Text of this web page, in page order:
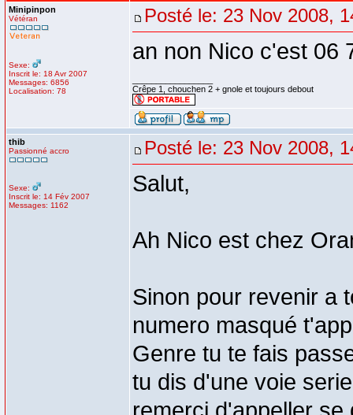
Minipinpon
Vétéran
Sexe:
Inscrit le: 18 Avr 2007
Messages: 6856
Localisation: 78
Posté le: 23 Nov 2008,
an non Nico c'est 06
Crêpe 1, chouchen 2 + gnole et toujours debout
thib
Passionné accro
Sexe:
Inscrit le: 14 Fév 2007
Messages: 1162
Posté le: 23 Nov 2008,
Salut,
Ah Nico est chez
Sinon pour revenir a
numero masqué
Genre tu te fais
tu dis d'une voie